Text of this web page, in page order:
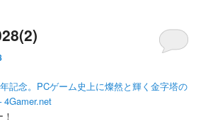
記念。PCゲーム史上に燦然と輝く金字塔の
4Gamer.net